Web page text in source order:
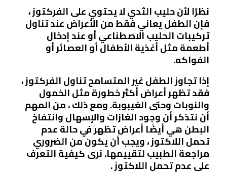
نظرًا لأن حليب الثدي لا يحتوي على الفركتوز ،
فإن الطفل يعاني فقط من الأعراض عند تناول
تركيبات الحليب الاصطناعي أو عند إدخال
أطعمة مثل أغذية الأطفال أو العصائر أو
الفواكه.
إذا تجاوز الطفل غير المتسامح تناول الفركتوز ،
فقد تظهر أعراض أكثر خطورة مثل الخمول
والنوبات وحتى الغيبوبة. ومع ذلك ، من المهم
أن نتذكر أن وجود الغازات والإسهال وانتفاخ
البطن هي أيضًا أعراض تظهر في حالة عدم
تحمل اللاكتوز ، ويجب أن يكون من الضروري
مراجعة الطبيب لتقييمها. نرى كيفية التعرف
على عدم تحمل اللاكتوز .